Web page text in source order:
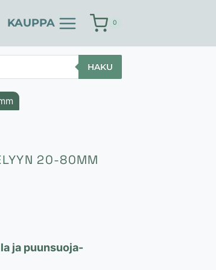
KAUPPA 0
HAKU
20-80MM
ja puunsuoja-